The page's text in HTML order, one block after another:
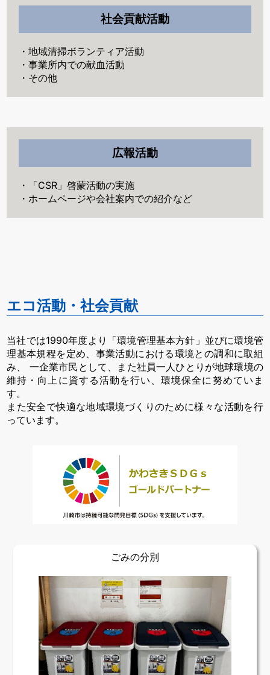
社会貢献活動
・地域清掃ボランティア活動
・事業所内での献血活動
・その他
広報活動
・「CSR」啓蒙活動の実施
・ホームページや会社案内での紹介など
エコ活動・社会貢献
当社では1990年度より「環境管理基本方針」並びに環境管
理基本規程を定め、事業活動における環境との調和に取組
み、
一企業市民として、また社員一人ひとりが地球環境の
維持・向上に資する活動を行い、環境保全に努めていま
す。
また安全で快適な地域環境づくりのために様々な活動を行
っています。
ごみの分別